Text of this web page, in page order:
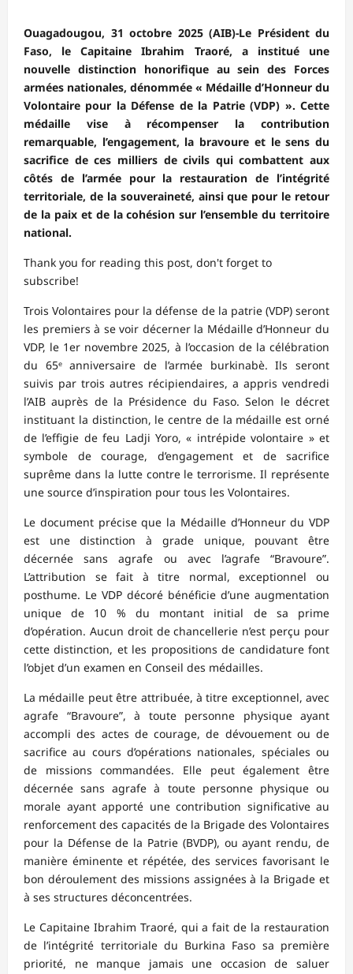
Ouagadougou, 31 octobre 2025 (AIB)-Le Président du
Faso, le Capitaine Ibrahim Traoré, a institué une
nouvelle distinction honorifique au sein des Forces
armées nationales, dénommée « Médaille d’Honneur du
Volontaire pour la Défense de la Patrie (VDP) ». Cette
médaille vise à récompenser la contribution
remarquable, l’engagement, la bravoure et le sens du
sacrifice de ces milliers de civils qui combattent aux
côtés de l’armée pour la restauration de l’intégrité
territoriale, de la souveraineté, ainsi que pour le retour
de la paix et de la cohésion sur l’ensemble du territoire
national.
Thank you for reading this post, don't forget to
subscribe!
Trois Volontaires pour la défense de la patrie (VDP) seront
les premiers à se voir décerner la Médaille d’Honneur du
VDP, le 1er novembre 2025, à l’occasion de la célébration
du 65ᵉ anniversaire de l’armée burkinabè. Ils seront
suivis par trois autres récipiendaires, a appris vendredi
l’AIB auprès de la Présidence du Faso. Selon le décret
instituant la distinction, le centre de la médaille est orné
de l’effigie de feu Ladji Yoro, « intrépide volontaire » et
symbole de courage, d’engagement et de sacrifice
suprême dans la lutte contre le terrorisme. Il représente
une source d’inspiration pour tous les Volontaires.
Le document précise que la Médaille d’Honneur du VDP
est une distinction à grade unique, pouvant être
décernée sans agrafe ou avec l’agrafe “Bravoure”.
L’attribution se fait à titre normal, exceptionnel ou
posthume. Le VDP décoré bénéficie d’une augmentation
unique de 10 % du montant initial de sa prime
d’opération. Aucun droit de chancellerie n’est perçu pour
cette distinction, et les propositions de candidature font
l’objet d’un examen en Conseil des médailles.
La médaille peut être attribuée, à titre exceptionnel, avec
agrafe “Bravoure”, à toute personne physique ayant
accompli des actes de courage, de dévouement ou de
sacrifice au cours d’opérations nationales, spéciales ou
de missions commandées. Elle peut également être
décernée sans agrafe à toute personne physique ou
morale ayant apporté une contribution significative au
renforcement des capacités de la Brigade des Volontaires
pour la Défense de la Patrie (BVDP), ou ayant rendu, de
manière éminente et répétée, des services favorisant le
bon déroulement des missions assignées à la Brigade et
à ses structures déconcentrées.
Le Capitaine Ibrahim Traoré, qui a fait de la restauration
de l’intégrité territoriale du Burkina Faso sa première
priorité, ne manque jamais une occasion de saluer